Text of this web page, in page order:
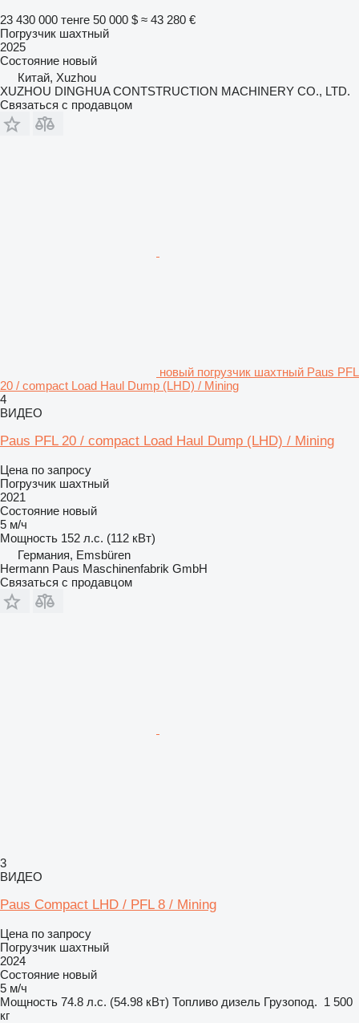
23 430 000 тенге 50 000 $ ≈ 43 280 €
Погрузчик шахтный
2025
Состояние новый
Китай, Xuzhou
XUZHOU DINGHUA CONTSTRUCTION MACHINERY CO., LTD.
Связаться с продавцом
новый погрузчик шахтный Paus PFL
20 / compact Load Haul Dump (LHD) / Mining
4
ВИДЕО
Paus PFL 20 / compact Load Haul Dump (LHD) / Mining
Цена по запросу
Погрузчик шахтный
2021
Состояние новый
5 м/ч
Мощность 152 л.с. (112 кВт)
Германия, Emsbüren
Hermann Paus Maschinenfabrik GmbH
Связаться с продавцом
3
ВИДЕО
Paus Compact LHD / PFL 8 / Mining
Цена по запросу
Погрузчик шахтный
2024
Состояние новый
5 м/ч
Мощность 74.8 л.с. (54.98 кВт) Топливо дизель Грузопод. 1 500
кг